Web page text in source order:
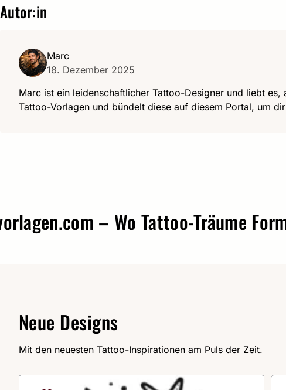
Autor:in
Marc
18. Dezember 2025
Marc ist ein leidenschaftlicher Tattoo-Designer und liebt
Tattoo-Vorlagen und bündelt diese auf diesem Portal, um
– Wo Tattoo-Träume Form
Neue Designs
Mit den neuesten Tattoo-Inspirationen am Puls der Zeit.